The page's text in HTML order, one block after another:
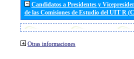
Candidatos a Presidentes y
de las Comisiones de Estudio del UIT R
Otras informaciones